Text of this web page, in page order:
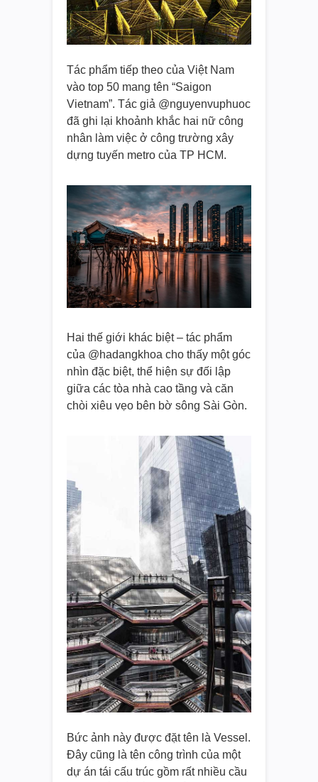
Tác phẩm tiếp theo của Việt Nam
vào top 50 mang tên “Saigon
Vietnam”. Tác giả @nguyenvuphuoc
đã ghi lại khoảnh khắc hai nữ công
nhân làm việc ở công trường xây
dựng tuyến metro của TP HCM.
Hai thế giới khác biệt – tác phẩm
của @hadangkhoa cho thấy một góc
nhìn đặc biệt, thể hiện sự đối lập
giữa các tòa nhà cao tầng và căn
chòi xiêu vẹo bên bờ sông Sài Gòn.
Bức ảnh này được đặt tên là Vessel.
Đây cũng là tên công trình của một
dự án tái cấu trúc gồm rất nhiều cầu